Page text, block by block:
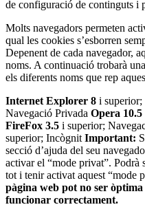
de configuració de continguts i
Molts navegadors permeten
qual les cookies s’esborren
Depenent de cada navegador,
noms. A continuació trobarà
els diferents noms que rep
Internet Explorer 8 i
Navegació Privada Opera 10.5
FireFox 3.5 i superior;
superior; IncògnitImportant:
secció d’ajuda del seu
activar el “mode privat”. Podrà
tot i tenir activat aquest “mode
pàgina web pot no ser
funcionar correctament.